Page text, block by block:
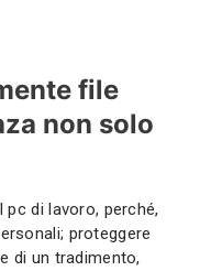
file
non solo
di lavoro, perché,
proteggere
di un tradimento,